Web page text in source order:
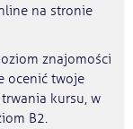
na stronie
znajomości
ocenić twoje
kursu, w
B2.